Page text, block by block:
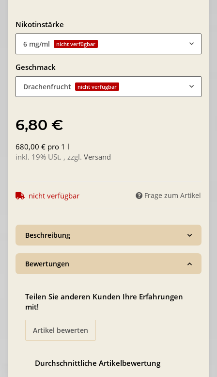
Nikotinstärke
6 mg/ml nicht verfügbar
Geschmack
Drachenfrucht nicht verfügbar
6,80 €
680,00 € pro 1 l
inkl. 19% USt. , zzgl. Versand
nicht verfügbar Frage zum Artikel
Beschreibung
Bewertungen
Durchschnittliche Artikelbewertung
Teilen Sie anderen Kunden Ihre Erfahrungen
mit!
Artikel bewerten